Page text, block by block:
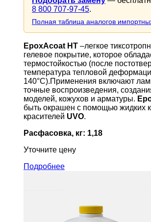
8 800 707-97-45.
Полная таблица аналогов
EpoxAcoat HT –легкое
гелевое покрытие, которое
термостойкостью (после
температура тепловой
140°C).Применения включают
точные воспроизведения,
моделей, кожухов и арматуры.
быть окрашен с помощью жидких
красителей UVO.
Расфасовка, кг: 1,18
Уточните цену
Подробнее